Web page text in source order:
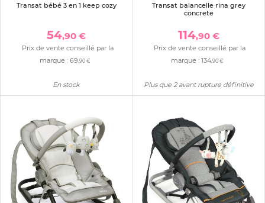
Transat bébé 3 en 1 keep cozy
54,90 €
Prix de vente conseillé par la
marque :69,90 €
En stock
Transat balancelle rina grey
concrete
114,90 €
Prix de vente conseillé par la
marque :134,90 €
Plus que 2 avant rupture définitive